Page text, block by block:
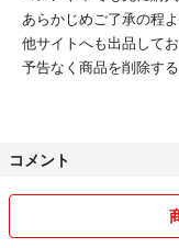
あらかじめご了承の程
他サイトへも出品してお
予告なく商品を削除す
外装はリサイクル資材
最後までお読みいただ
コメント